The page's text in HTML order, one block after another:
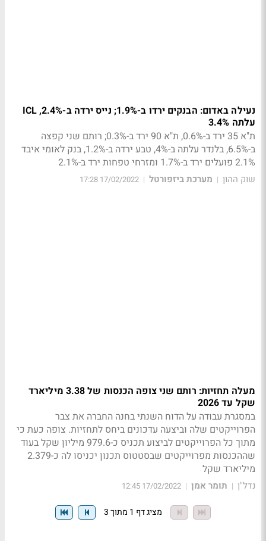
נעילה באדום: הבנקים ירדו ב-1.9%; נייס ירדה ב-2.4%, ICL
עלתה 3.4%
ת"א 35 ירד ב-0.6%, ת"א 90 ירד ב-0.3%; רותם שני קפצה
ב-6.5%, בלנדר עלתה ב-4%, טבע ירדה ב-1.2%, בנק לאומי איבד
2.1% פועלים ירד ב-1.7% ומזרחי טפחות ירד ב-2.1%
שוק ההון | מערכת ביזפורטל |
17/02/2022 17:28
מעלה תחזיות: רותם שני צופה הכנסות של 3.38 מיליארד
שקל עד 2026
במסגרת עבודה על הדוח השנתי בחנה החברה את צבר
הפרוייקטים שלה וביצעה עדכונים ביחס לתחזיות. צופה כעת כי
מתוך כל הפרוייקטים לביצוע תכניס כ-979.6 מיליון שקל בעוד
שההכנסות מפרוייקטים שבסטטוס תכנון יכניסו לה כ-2.379
מיליארד שקל
נדל"ן | תומר אמן |
17/02/2022 12:45
מציג דף 1 מתוך 3